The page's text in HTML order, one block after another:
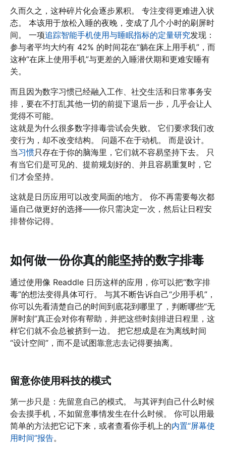
久而久之，这种碎片化会逐步累积。 专注变得更难进入状
态。 本该用于放松入睡的夜晚，变成了几个小时的刷屏时
间。 一项追踪智能手机使用与睡眠指标的定量研究发现：
参与者平均大约有 42% 的时间花在“躺在床上用手机”，而
这种“在床上使用手机”与更差的入睡潜伏期和更难安睡有
关。
而且因为数字习惯已经融入工作、社交生活和日常事务安
排，要在不打乱其他一切的前提下退后一步，几乎会让人
觉得不可能。
这就是为什么很多数字排毒尝试会失败。 它们要求我们改
变行为，却不改变结构。 问题不在于动机。 而是设计。
当习惯只存在于你的脑海里，它们就不容易坚持下去。 只
有当它们是可见的、提前规划好的、并且容易重复时，它
们才会坚持。
这就是日历应用可以改变局面的地方。 你不再需要每次都
逼自己做更好的选择——你只需决定一次，然后让日程安
排替你记得。
如何做一份你真的能坚持的数字排毒
通过使用像 Readdle 日历这样的应用，你可以把“数字排
毒”的想法变得具体可行。 与其不断告诉自己“少用手机”，
你可以先看清楚自己的时间到底花到哪里了，判断哪些“无
屏时刻”真正会对你有帮助，并把这些时刻排进日程里，这
样它们就不会总被挤到一边。 把它想成是在为离线时间
“设计空间”，而不是试图靠意志去记得要抽离。
留意你使用科技的模式
第一步只是：先留意自己的模式。 与其评判自己什么时候
会去摸手机，不如留意事情发生在什么时候。 你可以用最
简单的方法把它记下来，或者查看你手机上的内置“屏幕使
用时间”报告。